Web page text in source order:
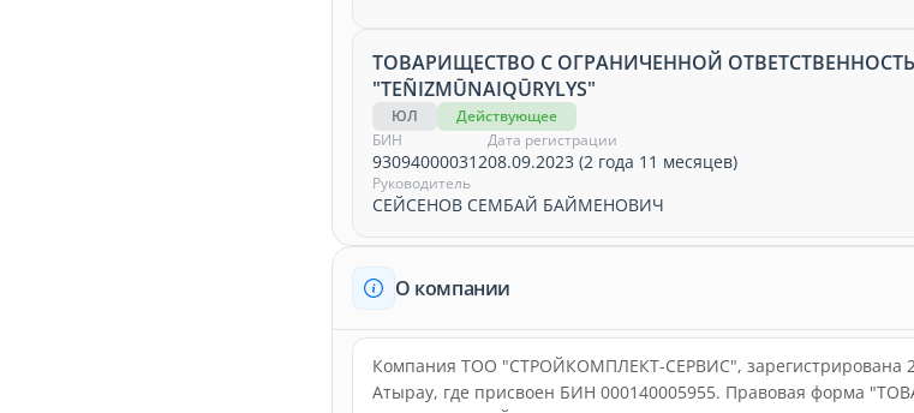
ТОВАРИЩЕСТВО С ОГРАНИЧЕННОЙ
"TEÑIZMŪNAIQŪRYLYS"
ЮЛ
Действующее
БИН
930940000312
Дата регистрации
08.09.2023 (2 года 11 месяцев)
Руководитель
СЕЙСЕНОВ СЕМБАЙ БАЙМЕНОВИЧ
О компании
Компания ТОО "СТРОЙКОМПЛЕКТ-СЕРВИС", зарегистрирована
Атырау, где присвоен БИН 000140005955. Правовая форма